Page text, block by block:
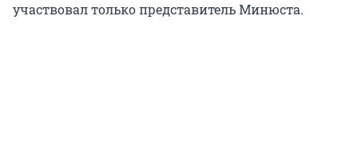
участвовал только представитель Минюста.